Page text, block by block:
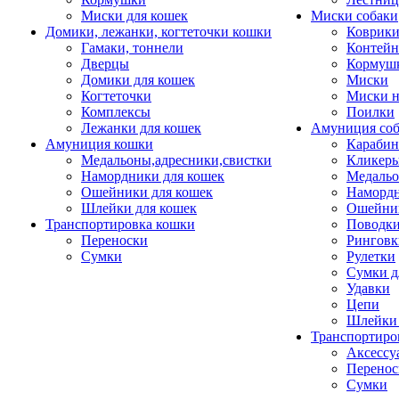
Миски для кошек
Домики, лежанки, когтеточки кошки
Гамаки, тоннели
Дверцы
Домики для кошек
Когтеточки
Комплексы
Лежанки для кошек
Амуниция кошки
Медальоны,адресники,свистки
Намордники для кошек
Ошейники для кошек
Шлейки для кошек
Транспортировка кошки
Переноски
Сумки
Миски собаки
Миски
Миски
Поилки
Амуниция
Рулетки
Сумки
Удавки
Цепи
Шлейки
Сумки